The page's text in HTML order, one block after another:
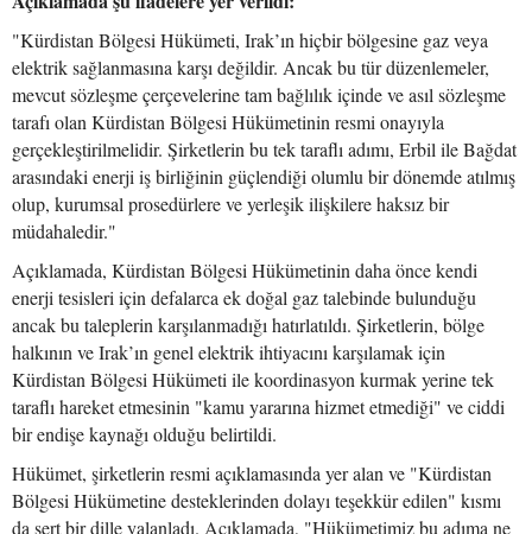
"Kürdistan Bölgesi Hükümeti, Irak’ın hiçbir bölgesine gaz veya
elektrik sağlanmasına karşı değildir. Ancak bu tür düzenlemeler,
mevcut sözleşme çerçevelerine tam bağlılık içinde ve asıl sözleşme
tarafı olan Kürdistan Bölgesi Hükümetinin resmi onayıyla
gerçekleştirilmelidir. Şirketlerin bu tek taraflı adımı, Erbil ile Bağdat
arasındaki enerji iş birliğinin güçlendiği olumlu bir dönemde atılmış
olup, kurumsal prosedürlere ve yerleşik ilişkilere haksız bir
müdahaledir."
Açıklamada, Kürdistan Bölgesi Hükümetinin daha önce kendi
enerji tesisleri için defalarca ek doğal gaz talebinde bulunduğu
ancak bu taleplerin karşılanmadığı hatırlatıldı. Şirketlerin, bölge
halkının ve Irak’ın genel elektrik ihtiyacını karşılamak için
Kürdistan Bölgesi Hükümeti ile koordinasyon kurmak yerine tek
taraflı hareket etmesinin "kamu yararına hizmet etmediği" ve ciddi
bir endişe kaynağı olduğu belirtildi.
Hükümet, şirketlerin resmi açıklamasında yer alan ve "Kürdistan
Bölgesi Hükümetine desteklerinden dolayı teşekkür edilen" kısmı
da sert bir dille yalanladı. Açıklamada, "Hükümetimiz bu adıma ne